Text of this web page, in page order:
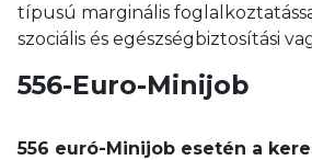
típusú marginális
szociális és egészségbiztosítási
556-Euro-Minijob
556 euró-Minijob esetén a